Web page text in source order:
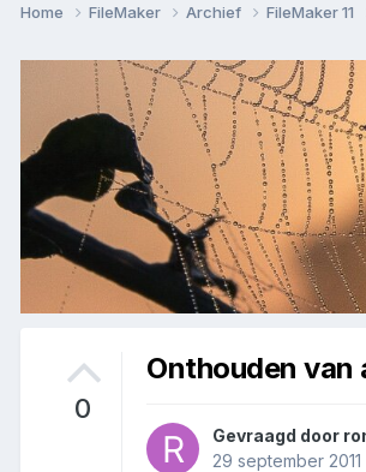
Home FileMaker Archief FileMaker 11
0
Onthouden van
Gevraagd door
29 september 2011